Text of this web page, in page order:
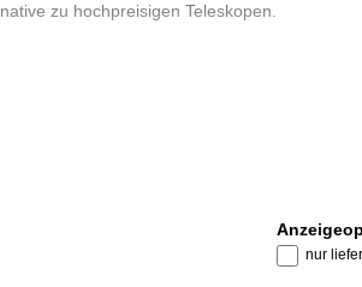
zu hochpreisigen Teleskopen.
nur